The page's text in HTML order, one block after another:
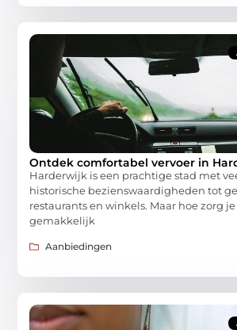
Ontdek comfortabel vervoer in
Harderwijk is een prachtige stad met
historische bezienswaardigheden tot
restaurants en winkels. Maar hoe zorg
gemakkelijk
Aanbiedingen